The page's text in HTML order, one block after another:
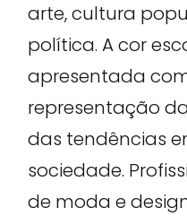
arte, cultura
política. A cor
apresentada
representação
das tendências
sociedade.
de moda e